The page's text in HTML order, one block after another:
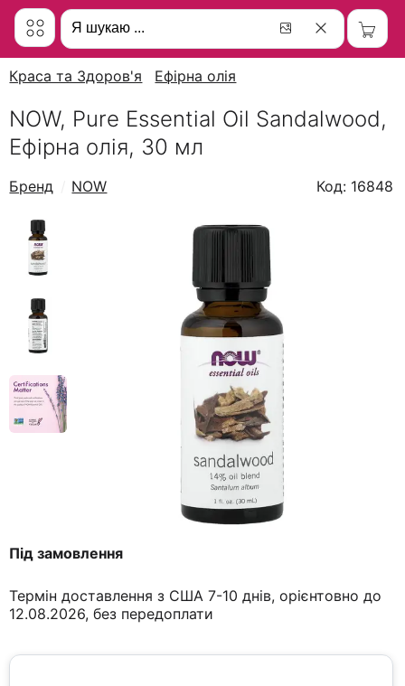
Краса та Здоров'я Ефірна олія
NOW, Pure Essential Oil Sandalwood,
Ефірна олія, 30 мл
Бренд NOW Код: 16848
Під замовлення
Термін доставлення з США 7-10 днів, орієнтовно до
12.08.2026, без передоплати